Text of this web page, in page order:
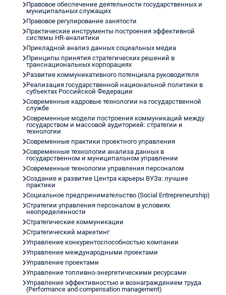
Правовое обеспечение деятельности государственных и
муниципальных служащих
Правовое регулирование занятости
Практические инструменты построения эффективной
системы HR-аналитики
Прикладной анализ данных социальных медиа
Принципы принятия стратегических решений в
транснациональных корпорациях
Развитие коммуникативного потенциала руководителя
Реализация государственной национальной политики в
субъектах Российской Федерации
Современные кадровые технологии на государственной
службе
Современные модели построения коммуникаций между
государством и массовой аудиторией: стратегии и
технологии
Современные практики проектного управления
Современные технологии анализа данных в
государственном и муниципальном управлении
Современные технологии управления персоналом
Cоздание и развитие Центра карьеры ВУЗа: лучшие
практики
Социальное предпринимательство (Social Entrepreneurship)
Стратегии управления персоналом в условиях
неопределенности
Стратегические коммуникации
Стратегический маркетинг
Управление конкурентоспособностью компании
Управление международными проектами
Управление проектами
Управление топливно-энергетическими ресурсами
Управление эффективностью и вознаграждением труда
(Performance and compensation management)